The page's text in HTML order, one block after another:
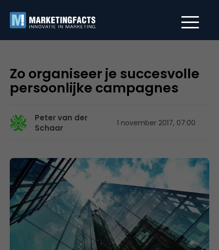
Zo organiseer je succesvolle
persoonlijke campagnes
Peter van der
Schaar
1 november 2017, 07:00